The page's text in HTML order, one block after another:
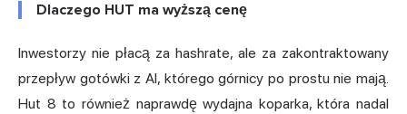
Dlaczego HUT ma wyższą cenę
Inwestorzy nie płacą za hashrate, ale za zakontraktowany
przepływ gotówki z AI, którego górnicy po prostu nie mają.
Hut 8 to również naprawdę wydajna koparka, która nadal